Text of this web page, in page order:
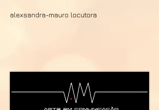
alexsandra-mauro locutora